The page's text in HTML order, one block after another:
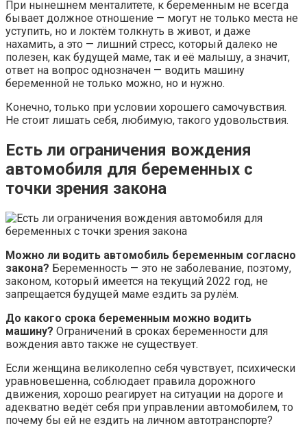
При нынешнем менталитете, к беременным не всегда
бывает должное отношение — могут не только места не
уступить, но и локтём толкнуть в живот, и даже
нахамить, а это — лишний стресс, который далеко не
полезен, как будущей маме, так и её малышу, а значит,
ответ на вопрос однозначен — водить машину
беременной не только можно, но и нужно.
Конечно, только при условии хорошего самочувствия.
Не стоит лишать себя, любимую, такого удовольствия.
Есть ли ограничения вождения
автомобиля для беременных с
точки зрения закона
Можно ли водить автомобиль беременным согласно
закона? Беременность — это не заболевание, поэтому,
законом, который имеется на текущий 2022 год, не
запрещается будущей маме ездить за рулём.
До какого срока беременным можно водить
машину? Ограничений в сроках беременности для
вождения авто также не существует.
Если женщина великолепно себя чувствует, психически
уравновешенна, соблюдает правила дорожного
движения, хорошо реагирует на ситуации на дороге и
адекватно ведёт себя при управлении автомобилем, то
почему бы ей не ездить на личном автотранспорте?